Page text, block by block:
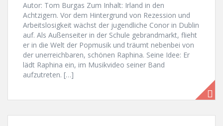
Autor: Tom Burgas Zum Inhalt: Irland in den
Achtzigern. Vor dem Hintergrund von Rezession und
Arbeitslosigkeit wächst der jugendliche Conor in Dublin
auf. Als Außenseiter in der Schule gebrandmarkt, flieht
er in die Welt der Popmusik und träumt nebenbei von
der unerreichbaren, schönen Raphina. Seine Idee: Er
lädt Raphina ein, im Musikvideo seiner Band
aufzutreten. […]